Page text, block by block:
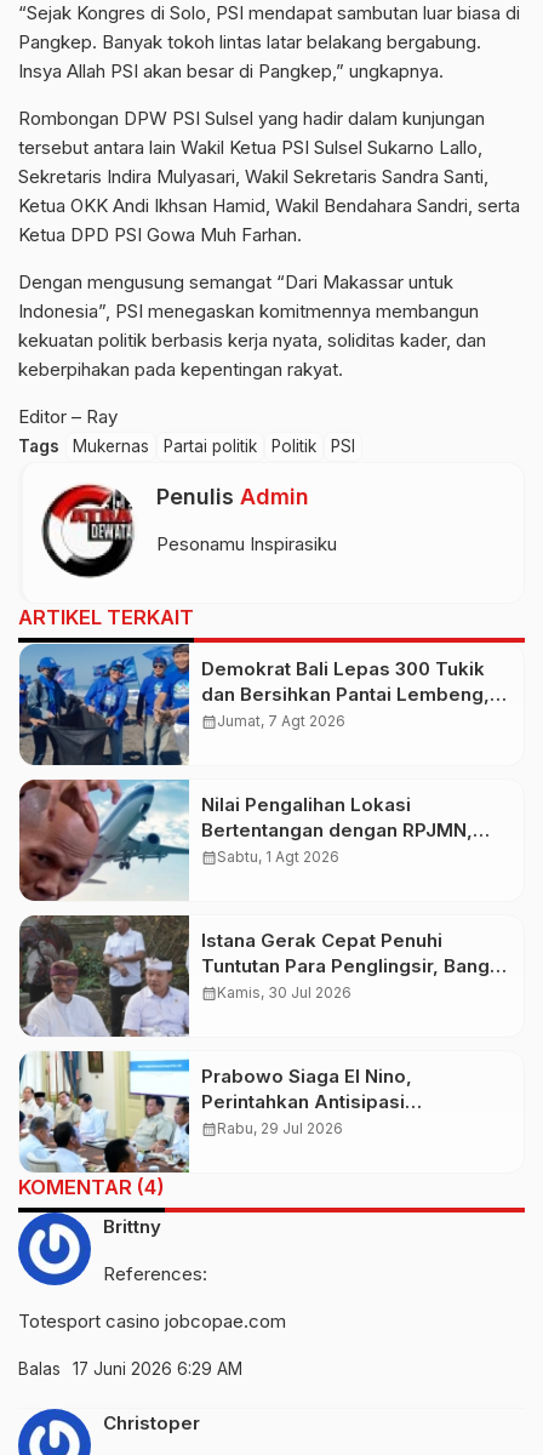
“Sejak Kongres di Solo, PSI mendapat sambutan luar biasa di
Pangkep. Banyak tokoh lintas latar belakang bergabung.
Insya Allah PSI akan besar di Pangkep,” ungkapnya.
Rombongan DPW PSI Sulsel yang hadir dalam kunjungan
tersebut antara lain Wakil Ketua PSI Sulsel Sukarno Lallo,
Sekretaris Indira Mulyasari, Wakil Sekretaris Sandra Santi,
Ketua OKK Andi Ikhsan Hamid, Wakil Bendahara Sandri, serta
Ketua DPD PSI Gowa Muh Farhan.
Dengan mengusung semangat “Dari Makassar untuk
Indonesia”, PSI menegaskan komitmennya membangun
kekuatan politik berbasis kerja nyata, soliditas kader, dan
keberpihakan pada kepentingan rakyat.
Editor – Ray
Tags Mukernas Partai politik Politik PSI
Penulis Admin
Pesonamu Inspirasiku
ARTIKEL TERKAIT
Demokrat Bali Lepas 300 Tukik
dan Bersihkan Pantai Lembeng,
Perkuat Gerakan Langit Biru
calendar_monthJumat, 7 Agt 2026
Nilai Pengalihan Lokasi
Bertentangan dengan RPJMN,
Ichsanuddin Soroti Komitmen
calendar_monthSabtu, 1 Agt 2026
Istana Gerak Cepat Penuhi
Tuntutan Para Penglingsir, Bangun
Bandara Internasional Bali Utara
calendar_monthKamis, 30 Jul 2026
Prabowo Siaga El Nino,
Perintahkan Antisipasi
Kekeringan dan Karhutla Nasional
calendar_monthRabu, 29 Jul 2026
KOMENTAR (4)
Brittny
References:
Totesport casino jobcopae.com
Balas 17 Juni 2026 6:29 AM
Christoper